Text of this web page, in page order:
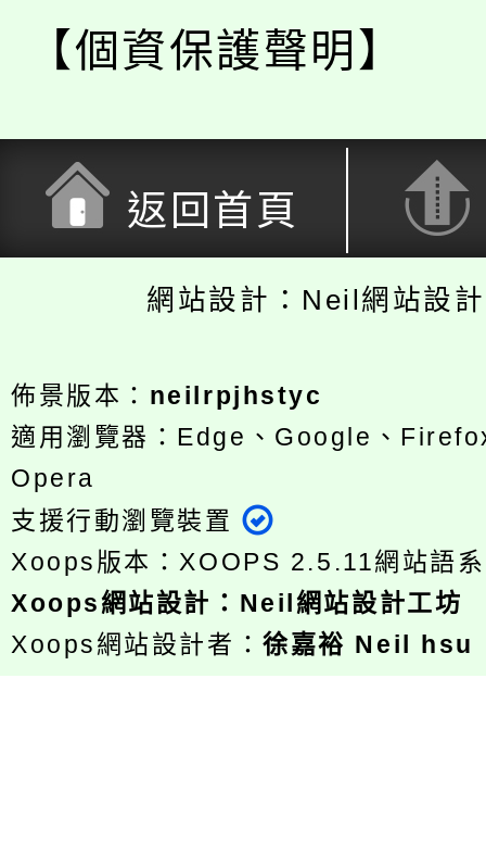
【個資保護聲明】
返回首頁
網站設計：Neil網站設
佈景版本： neilrpjhstyc
適用瀏覽器：Edge、Google、
Opera
支援行動瀏覽裝置
Xoops版本： XOOPS 2.5.11網站語
Xoops網站設計 ： Neil網站設計工坊
Xoops網站設計者：徐嘉裕 Neil hsu